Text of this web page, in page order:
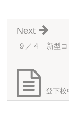
９／４ 新型コ
Next
登下校